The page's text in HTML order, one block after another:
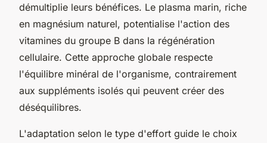
démultiplie leurs bénéfices. Le plasma marin, riche
en magnésium naturel, potentialise l'action des
vitamines du groupe B dans la régénération
cellulaire. Cette approche globale respecte
l'équilibre minéral de l'organisme, contrairement
aux suppléments isolés qui peuvent créer des
déséquilibres.
L'adaptation selon le type d'effort guide le choix